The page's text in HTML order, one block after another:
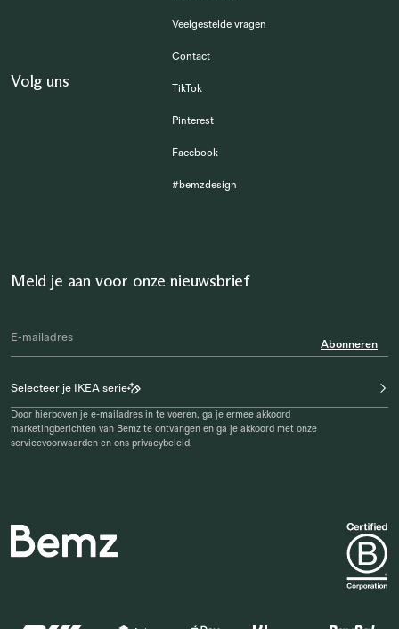
Veelgestelde vragen
Contact
Volg uns TikTok
Pinterest
Facebook
#bemzdesign
Meld je aan voor onze nieuwsbrief
Abonneren
Selecteer je IKEA serie
Door hierboven je e-mailadres in te voeren, ga je ermee akkoord
marketingberichten van Bemz te ontvangen en ga je akkoord met onze
servicevoorwaarden en ons privacybeleid.